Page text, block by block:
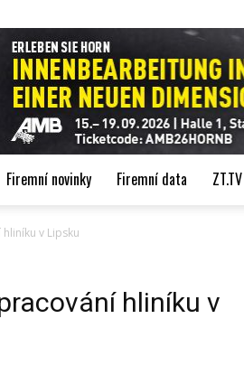
Firemní novinky Firemní data ZT.TV
v Lipsku
hliníku v